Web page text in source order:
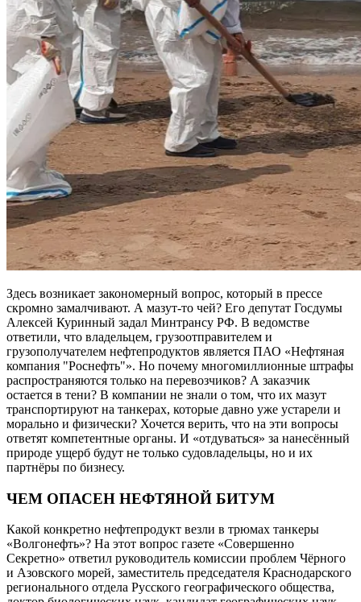
Здесь возникает закономерный вопрос, который в прессе
скромно замалчивают. А мазут-то чей? Его депутат Госдумы
Алексей Куринный задал Минтрансу РФ. В ведомстве
ответили, что владельцем, грузоотправителем и
грузополучателем нефтепродуктов является ПАО «Нефтяная
компания "Роснефть"». Но почему многомиллионные штрафы
распространяются только на перевозчиков? А заказчик
остается в тени? В компании не знали о том, что их мазут
транспортируют на танкерах, которые давно уже устарели и
морально и физически? Хочется верить, что на эти вопросы
ответят компетентные органы. И «отдуваться» за нанесённый
природе ущерб будут не только судовладельцы, но и их
партнёры по бизнесу.
ЧЕМ ОПАСЕН НЕФТЯНОЙ БИТУМ
Какой конкретно нефтепродукт везли в трюмах танкеры
«Волгонефть»? На этот вопрос газете «Совершенно
Секретно» ответил руководитель комиссии проблем Чёрного
и Азовского морей, заместитель председателя Краснодарского
регионального отдела Русского географического общества,